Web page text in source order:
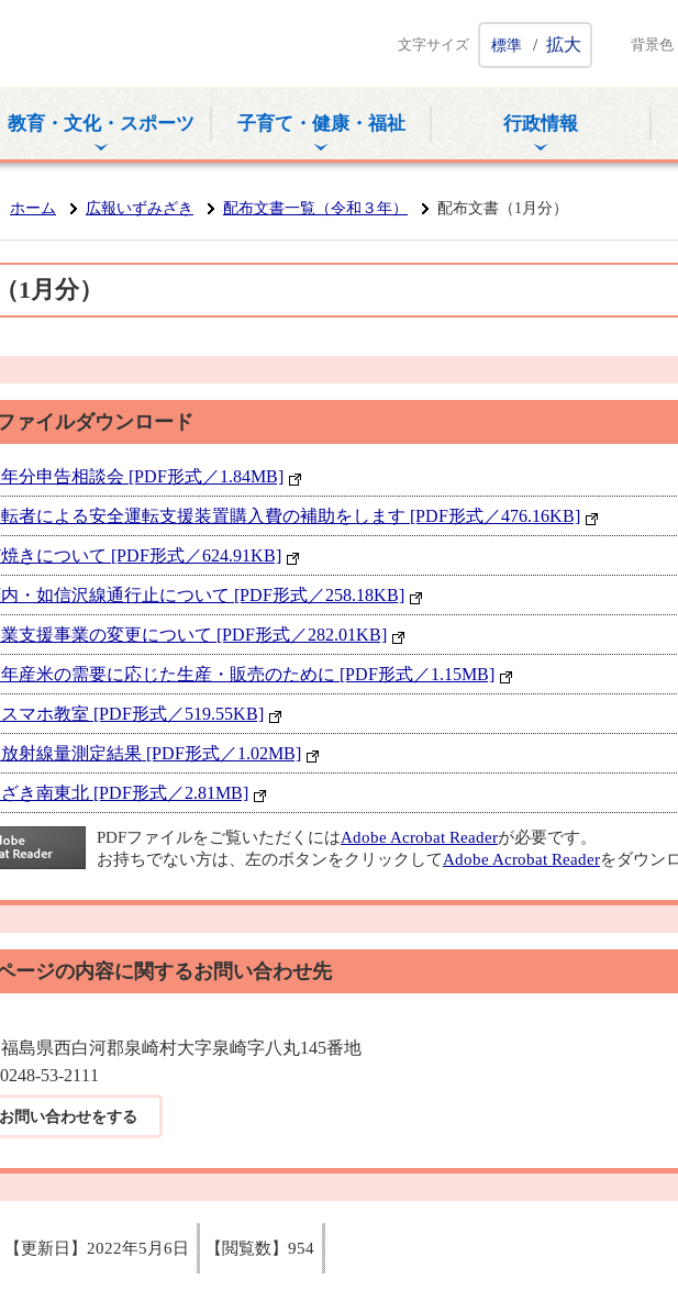
文字サイズ 標準 / 拡大 背景色
教育・文化・スポーツ 子育て・健康・福祉 行政情報
ホーム 広報いずみざき 配布文書一覧（令和３年） 配布文書（1月分）
1月分）
ァイルダウンロード
分申告相談会 [PDF形式／1.84MB]
者による安全運転支援装置購入費の補助をします [PDF形式／476.16KB]
きについて [PDF形式／624.91KB]
・如信沢線通行止について [PDF形式／258.18KB]
支援事業の変更について [PDF形式／282.01KB]
産米の需要に応じた生産・販売のために [PDF形式／1.15MB]
スマホ教室 [PDF形式／519.55KB]
射線量測定結果 [PDF形式／1.02MB]
き南東北 [PDF形式／2.81MB]
PDFファイルをご覧いただくにはAdobe Acrobat Readerが必要です。
お持ちでない方は、左のボタンをクリックしてAdobe Acrobat Readerをダウン
ージの内容に関するお問い合わせ先
福島県西白河郡泉崎村大字泉崎字八丸145番地
53-2111
問い合わせをする
【更新日】 2022年5月6日 【閲覧数】 954